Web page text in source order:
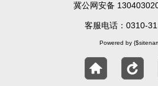
冀公网安备
客服电话：0310-
Powered by